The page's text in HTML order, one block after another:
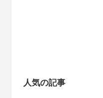
人気の記事